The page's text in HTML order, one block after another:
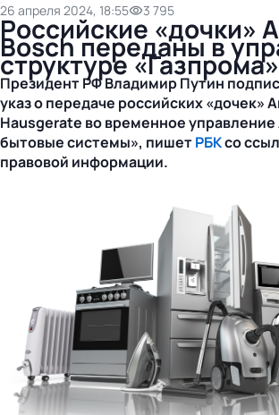
26 апреля 2024, 18:55 3 795
Российские «дочки»
Bosch переданы в
структуре «Газпрома»
Президент РФ Владимир Путин
указо передаче российских «дочек»
Hausgerate во временное управление
бытовые системы», пишетРБКсо
правовой информации.